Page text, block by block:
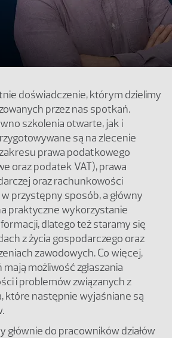
doświadczenie, którym dzielimy
przez nas spotkań.
szkolenia otwarte, jak i
są na zlecenie
prawa podatkowego
oraz podatek VAT), prawa
oraz rachunkowości
przystępny sposób, a główny
praktyczne wykorzystanie
dlatego też staramy się
z życia gospodarczego oraz
zawodowych. Co więcej,
możliwość zgłaszania
i problemów związanych z
które następnie wyjaśniane są
głównie do pracowników działów